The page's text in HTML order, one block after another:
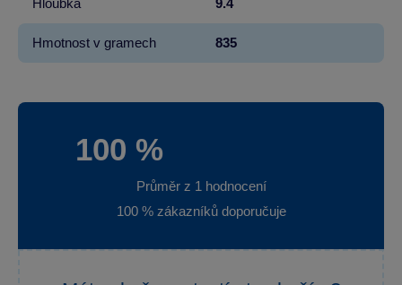
Hloubka 9.4
Hmotnost v gramech 835
100 %
Průměr z 1 hodnocení
100 % zákazníků doporučuje